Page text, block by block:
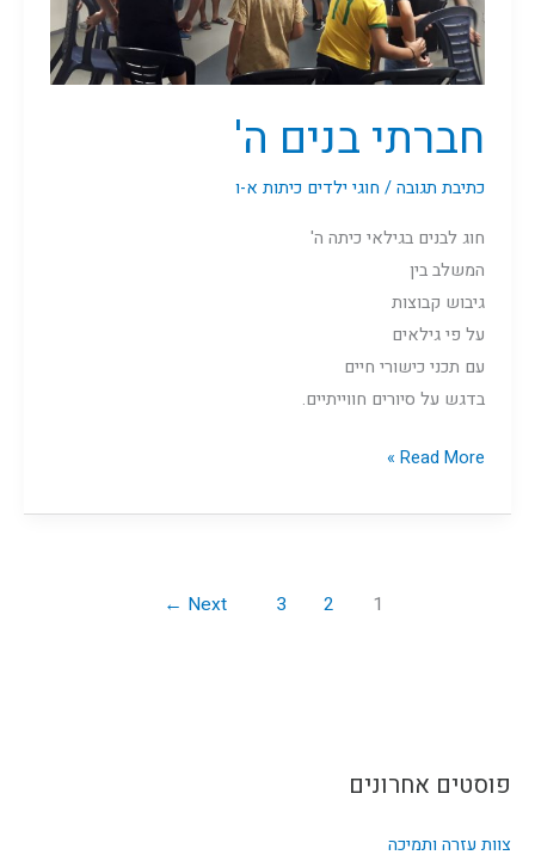
חברתי בנים ה'
כתיבת תגובה/ חוגי ילדים כיתות א-ו
חוג לבנים בגילאי כיתה ה'
המשלב בין
גיבוש קבוצות
על פי גילאים
עם תכני כישורי חיים
בדגש על סיורים חווייתיים.
Read More »
1
2
3
Next
←
פוסטים אחרונים
צוות עזרה ותמיכה